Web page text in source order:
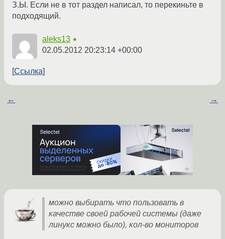
З.Ы. Если не в тот раздел написал, то перекиньте в
подходящий.
aleks13 ★
02.05.2012 20:23:14 +00:00
Ссылка
← →
можно выбирать что пользовать в
качестве своей рабочей системы (даже
линукс можно было), кол-во мониторов